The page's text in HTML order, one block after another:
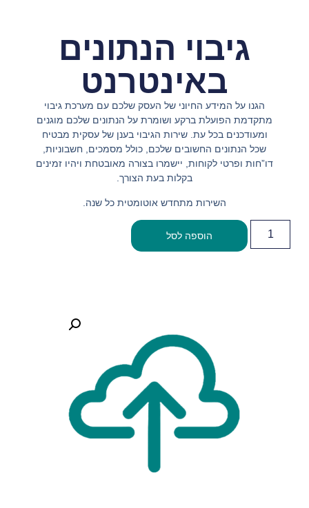
גיבוי הנתונים
באינטרנט
הגנו על המידע החיוני של העסק שלכם עם מערכת גיבוי
מתקדמת הפועלת ברקע ושומרת על הנתונים שלכם מוגנים
ומעודכנים בכל עת. שירות הגיבוי בענן של עסקית מבטיח
שכל הנתונים החשובים שלכם, כולל מסמכים, חשבוניות,
דו”חות ופרטי לקוחות, יישמרו בצורה מאובטחת ויהיו זמינים
בקלות בעת הצורך.
השירות מתחדש אוטומטית כל שנה.
הוספה לסל